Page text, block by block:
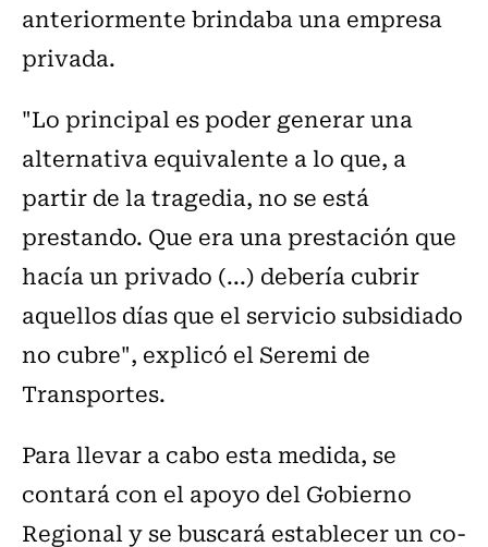
anteriormente brindaba una empresa
privada.
"Lo principal es poder generar una
alternativa equivalente a lo que, a
partir de la tragedia, no se está
prestando. Que era una prestación que
hacía un privado (...) debería cubrir
aquellos días que el servicio subsidiado
no cubre", explicó el Seremi de
Transportes.
Para llevar a cabo esta medida, se
contará con el apoyo del Gobierno
Regional y se buscará establecer un co-